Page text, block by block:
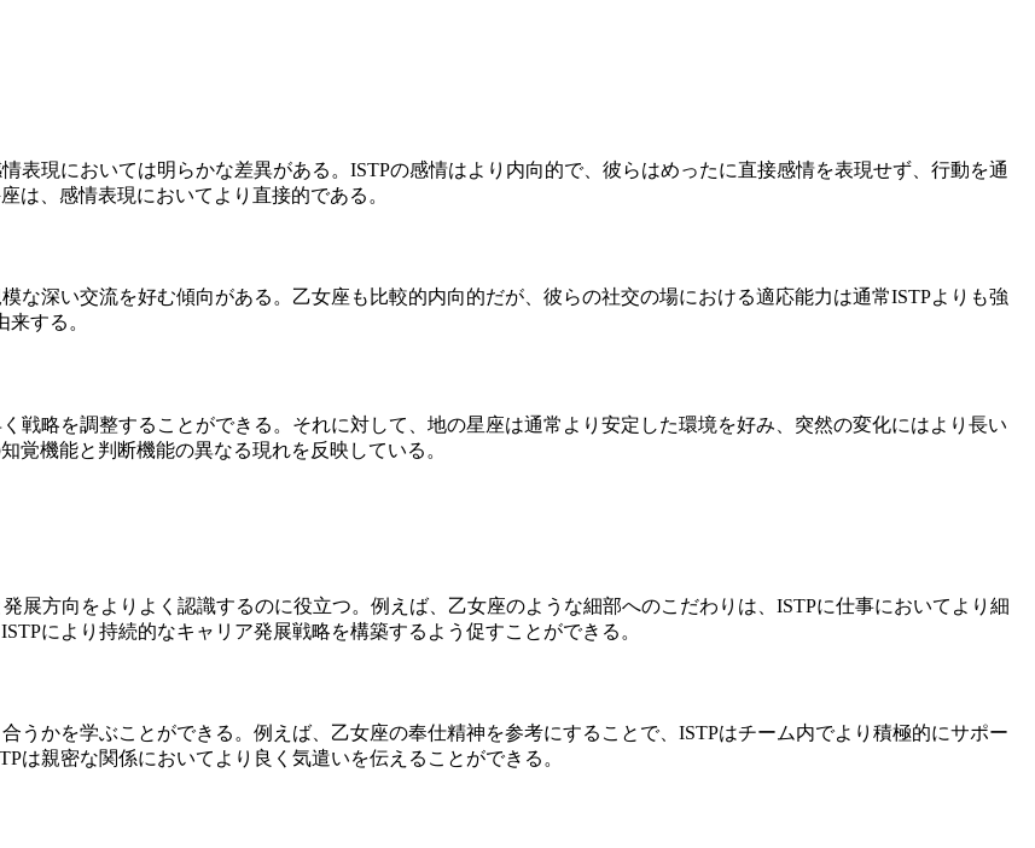
表現においては明らかな差異がある。ISTPの感情はより内向的で、彼らはめったに直接感情を表現せず、行動を通
は、感情表現においてより直接的である。
な深い交流を好む傾向がある。乙女座も比較的内向的だが、彼らの社交の場における適応能力は通常ISTPよりも強
する。
戦略を調整することができる。それに対して、地の星座は通常より安定した環境を好み、突然の変化にはより長い
覚機能と判断機能の異なる現れを反映している。
展方向をよりよく認識するのに役立つ。例えば、乙女座のような細部へのこだわりは、ISTPに仕事においてより細
により持続的なキャリア発展戦略を構築するよう促すことができる。
うかを学ぶことができる。例えば、乙女座の奉仕精神を参考にすることで、ISTPはチーム内でより積極的にサポー
は親密な関係においてより良く気遣いを伝えることができる。